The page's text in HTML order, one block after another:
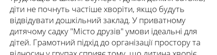
діти не почнуть частіше хворіти, якщо будуть
відвідувати дошкільний заклад. У приватному
дитячому садку "Місто друзів" умови ідеальні для
дітей. Грамотний підхід до організації простору та